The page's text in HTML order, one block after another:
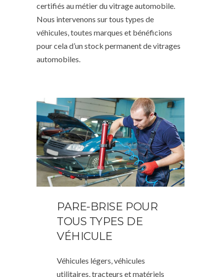
certifiés au métier du vitrage automobile.
Nous intervenons sur tous types de
véhicules, toutes marques et bénéficions
pour cela d’un stock permanent de vitrages
automobiles.
PARE-BRISE POUR
TOUS TYPES DE
VÉHICULE
Véhicules légers, véhicules
utilitaires, tracteurs et matériels